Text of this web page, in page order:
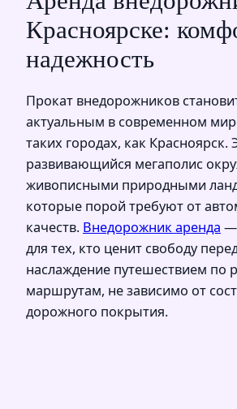
Красноярске:
надежность
Прокат внедорожников
актуальным в современном
таких городах, как Красноярск.
развивающийся мегаполис
живописными природными
которые порой требуют от
качеств. Внедорожник аренда —
для тех, кто ценит свободу
наслаждение путешествием по
маршрутам, не зависимо от
дорожного покрытия.